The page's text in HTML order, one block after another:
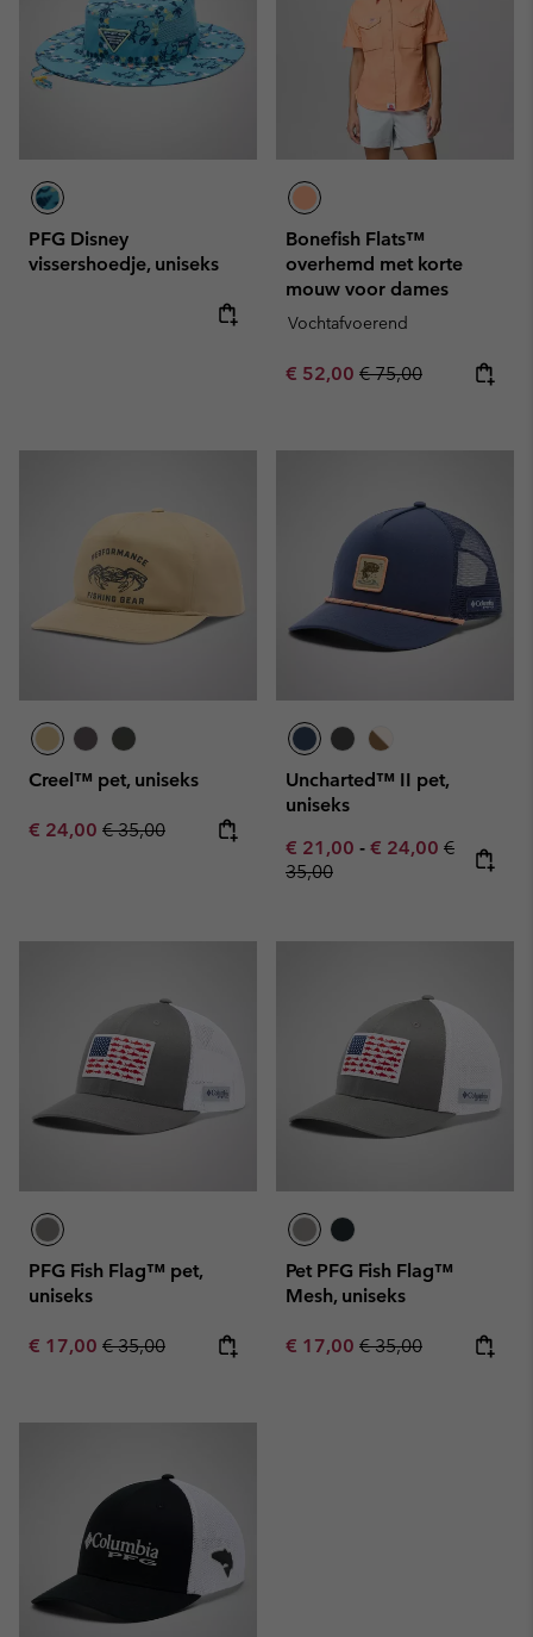
PFG Disney
vissershoedje, uniseks
Bonefish Flats™
overhemd met korte
mouw voor dames
Vochtafvoerend
Sale price:
€ 52,00 Regular price:
€ 75,00
Creel™ pet, uniseks
Sale price:
€ 24,00 Regular price:
€ 35,00
Uncharted™ II pet,
uniseks
Minimum sale price:
€ 21,00 - Maximum sale
€ 24,00 Regular
€
35,00
PFG Fish Flag™ pet,
uniseks
Sale price:
€ 17,00 Regular price:
€ 35,00
Pet PFG Fish Flag™
Mesh, uniseks
Sale price:
€ 17,00 Regular price:
€ 35,00